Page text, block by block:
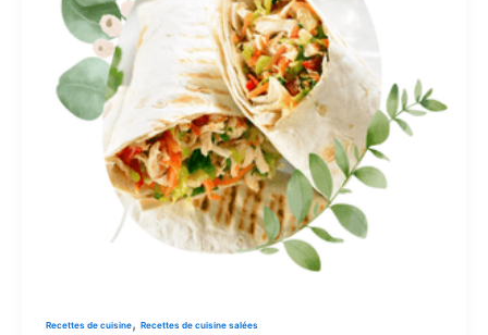
Recettes de cuisine, Recettes de cuisine salées